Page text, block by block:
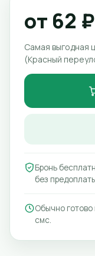
от 62 ₽
Самая выгодная
(Красный
Бронь
без
Обычно готово
смс.